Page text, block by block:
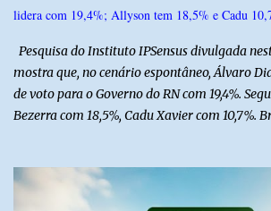
lidera com 19,4%; Allyson tem 18,5% e Cadu
Pesquisa do Instituto IPSensus divulgada
mostra que, no cenário espontâneo, Álvaro
de voto para o Governo do RN com 19,4%.
Bezerra com 18,5%, Cadu Xavier com 10,7%.
do Norte entre os dias 18 e 22 de junho de
possui margem de erro de 2,5 pontos